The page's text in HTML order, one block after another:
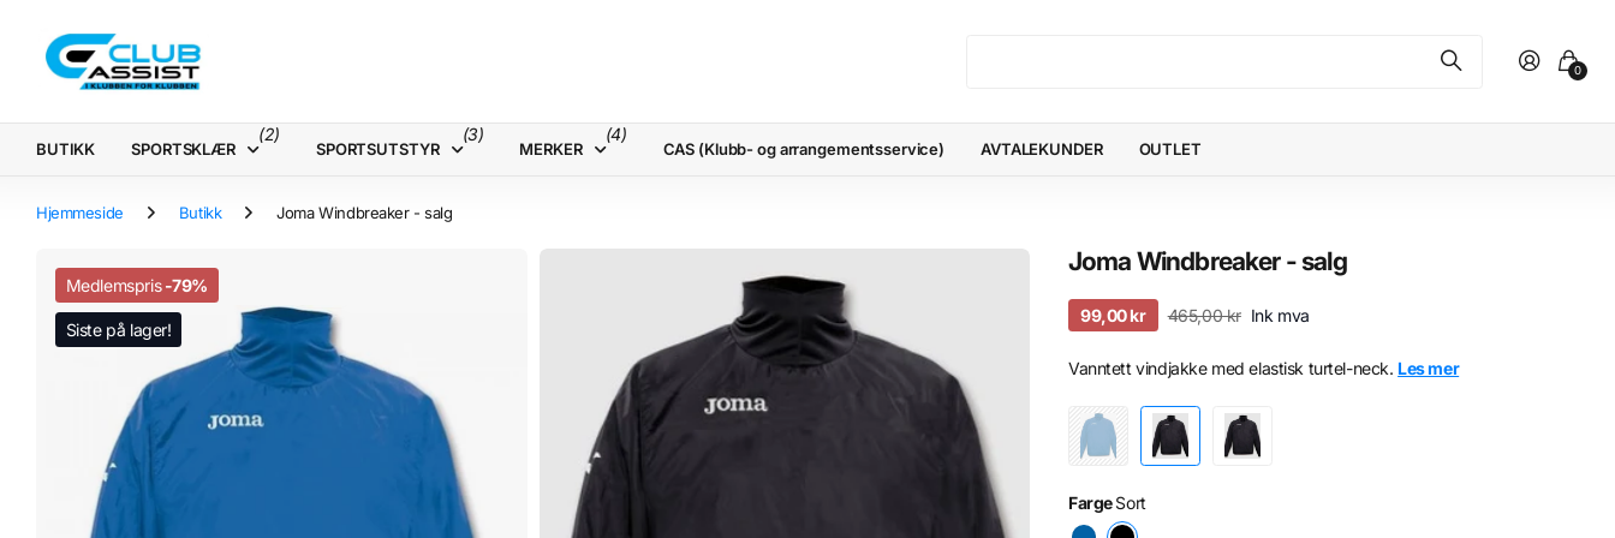
0
BUTIKK SPORTSKLÆR
(2)
SPORTSUTSTYR
(3)
MERKER
(4)
CAS (Klubb- og arrangementsservice) AVTALEKUNDER OUTLET
Hjemmeside Butikk Joma Windbreaker - salg
Medlemspris-79%
Siste på lager!
Joma Windbreaker - salg
99,00 kr 465,00 kr Ink mva
Vanntett vindjakke med elastisk turtel-neck. Les mer
FargeSort